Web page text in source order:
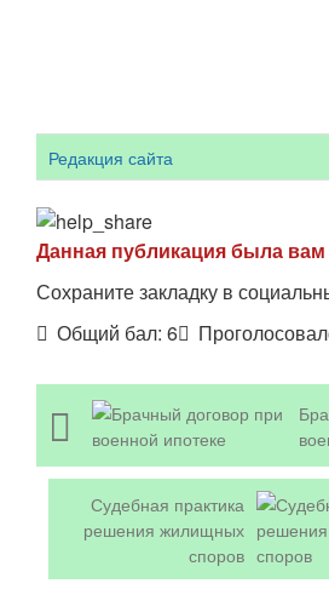
Редакция сайта
Данная публикация была вам
Сохраните закладку в
Общий бал: 6
Судебная практика
решения жилищных
споров